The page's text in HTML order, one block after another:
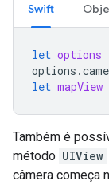
Swift
let options
options .
let mapView
Também é
método UIView
câmera começa